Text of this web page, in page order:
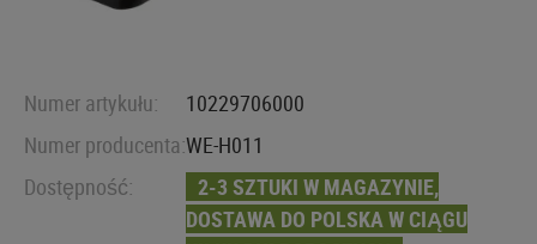
Numer artykułu:
10229706000
Numer producenta:WE-H011
Dostępność:
2-3 SZTUKI W MAGAZYNIE,
DOSTAWA DO POLSKA W CIĄGU